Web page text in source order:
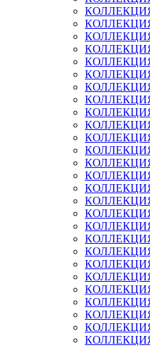
КОЛЛЕКЦИЯ
КОЛЛЕКЦИЯ
КОЛЛЕКЦИЯ
КОЛЛЕКЦИЯ
КОЛЛЕКЦИЯ
КОЛЛЕКЦИЯ
КОЛЛЕКЦИЯ
КОЛЛЕКЦИЯ